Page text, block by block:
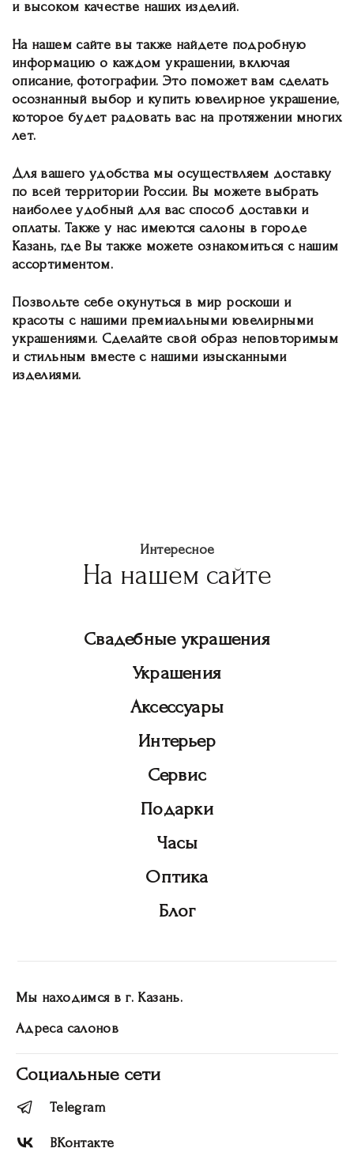
и высоком качестве наших изделий.
На нашем сайте вы также найдете подробную
информацию о каждом украшении, включая
описание, фотографии. Это поможет вам сделать
осознанный выбор и купить ювелирное украшение,
которое будет радовать вас на протяжении многих
лет.
Для вашего удобства мы осуществляем доставку
по всей территории России. Вы можете выбрать
наиболее удобный для вас способ доставки и
оплаты. Также у нас имеются салоны в городе
Казань, где Вы также можете ознакомиться с нашим
ассортиментом.
Позвольте себе окунуться в мир роскоши и
красоты с нашими премиальными ювелирными
украшениями. Сделайте свой образ неповторимым
и стильным вместе с нашими изысканными
изделиями.
Интересное
На нашем сайте
Свадебные украшения
Украшения
Аксессуары
Интерьер
Сервис
Подарки
Часы
Оптика
Блог
Мы находимся в г. Казань.
Адреса салонов
Социальные сети
Telegram
ВКонтакте